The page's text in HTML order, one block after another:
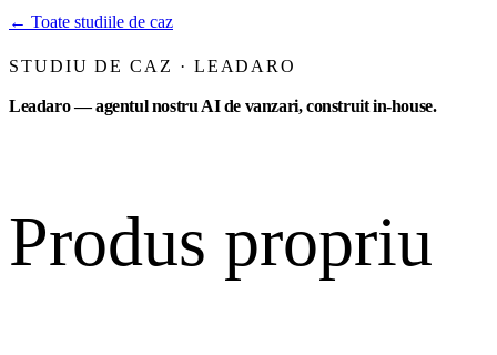
← Toate studiile de caz
STUDIU DE CAZ · LEADARO
Leadaro — agentul nostru AI de vanzari, construit in-house.
Produs propriu